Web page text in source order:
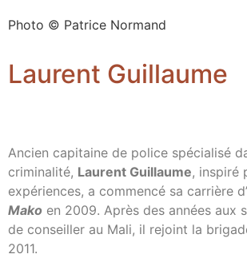
Photo © Patrice Normand
Laurent Guillaume
Ancien capitaine de police spécialisé
criminalité, Laurent Guillaume, inspiré
expériences, a commencé sa carrière
Mako en 2009. Après des années aux
de conseiller au Mali, il rejoint la
2011.